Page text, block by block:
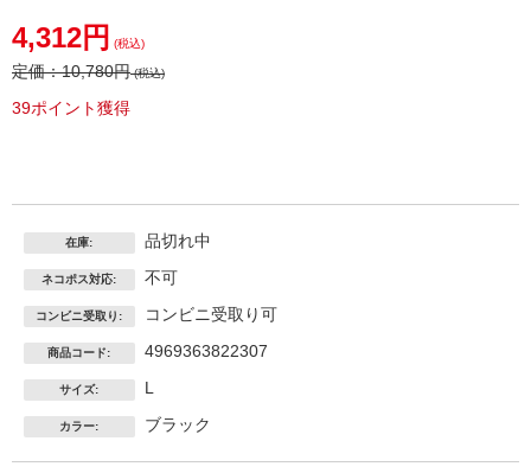
4,312円 (税込)
定価：10,780円(税込)
39ポイント獲得
在庫: 品切れ中
ネコポス対応: 不可
コンビニ受取り: コンビニ受取り可
商品コード: 4969363822307
サイズ: L
カラー: ブラック